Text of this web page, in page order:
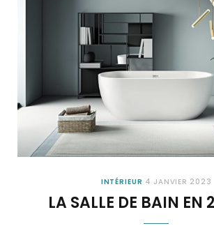
INTÉRIEUR 4 JANVIER 2023
LA SALLE DE BAIN EN